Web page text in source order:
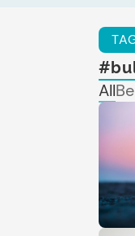
All